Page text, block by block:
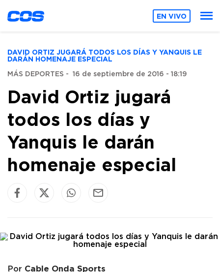
EN VIVO
DAVID ORTIZ JUGARÁ TODOS LOS DÍAS Y YANQUIS LE
DARÁN HOMENAJE ESPECIAL
MÁS DEPORTES - 16 de septiembre de 2016 - 18:19
David Ortiz jugará
todos los días y
Yanquis le darán
homenaje especial
Por Cable Onda Sports